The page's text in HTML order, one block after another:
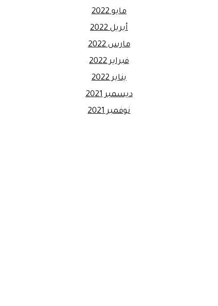
مايو 2022
أبريل 2022
مارس 2022
فبراير 2022
يناير 2022
ديسمبر 2021
نوفمبر 2021